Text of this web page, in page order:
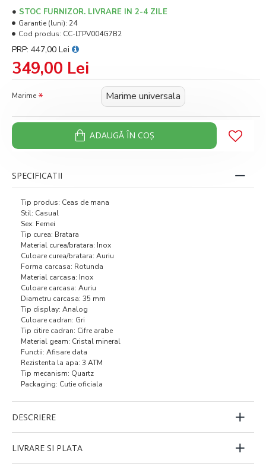
349,00 Lei
PRP: 447,00 Lei
STOC FURNIZOR. LIVRARE IN 2-4 ZILE
Garantie (luni): 24
Cod produs: CC-LTPV004G7B2
Marime Marime universala
ADAUGĂ ÎN COŞ
SPECIFICATII
Tip produs: Ceas de mana
Stil: Casual
Sex: Femei
Tip curea: Bratara
Material curea/bratara: Inox
Culoare curea/bratara: Auriu
Forma carcasa: Rotunda
Material carcasa: Inox
Culoare carcasa: Auriu
Diametru carcasa: 35 mm
Tip display: Analog
Culoare cadran: Gri
Tip citire cadran: Cifre arabe
Material geam: Cristal mineral
Functii: Afisare data
Rezistenta la apa: 3 ATM
Tip mecanism: Quartz
Packaging: Cutie oficiala
DESCRIERE
LIVRARE SI PLATA